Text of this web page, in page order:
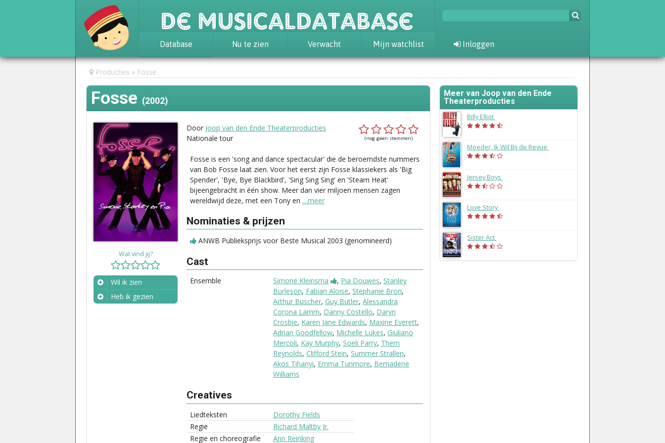
De Musicaldatabase
Database
Achtergrond
Awards
Statistieken
Nu te zien Verwacht Mijn watchlist Inloggen
Producties Fosse
Fosse (2002)
Wat vind jij?
Wil ik zien
Heb ik gezien
(nog geen stemmen)
Door Joop van den Ende Theaterproducties
Nationale tour
Fosse is een 'song and dance spectacular' die de beroemdste nummers
van Bob Fosse laat zien. Voor het eerst zijn Fosse klassiekers als 'Big
Spender', 'Bye, Bye Blackbird', 'Sing Sing Sing' en 'Steam Heat'
bijeengebracht in één show. Meer dan vier miljoen mensen zagen
wereldwijd deze, met een Tony en …meer
Nominaties & prijzen
ANWB Publieksprijs voor Beste Musical 2003 (genomineerd)
Cast
Ensemble Simone Kleinsma , Pia Douwes, Stanley
Burleson, Fabian Aloise, Stephanie Bron,
Arthur Buscher, Guy Butler, Alessandra
Corona Lamm, Danny Costello, Daryn
Crosbie, Karen Jane Edwards, Maxine Everett,
Adrian Goodfellow, Michelle Lukes, Giuliano
Mercoli, Kay Murphy, Soeli Parry, Thern
Reynolds, Clifford Stein, Summer Strallen,
Akos Tihanyi, Emma Tunmore, Bernadene
Williams
Creatives
Liedteksten
Dorothy Fields
Regie
Richard Maltby Jr.
Regie en choreografie
Ann Reinking
Meer van Joop van den Ende
Theaterproducties
Billy Elliot
Moeder, Ik Wil Bij de Revue
Jersey Boys
Love Story
Sister Act